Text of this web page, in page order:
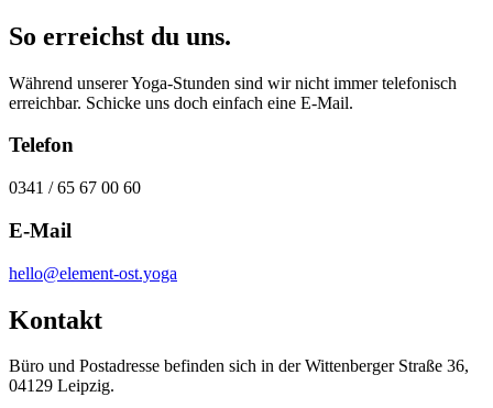
So erreichst du uns.
Während unserer Yoga-Stunden sind wir nicht immer telefonisch
erreichbar. Schicke uns doch einfach eine E-Mail.
Telefon
0341 / 65 67 00 60
E-Mail
hello@element-ost.yoga
Kontakt
Büro und Postadresse befinden sich in der Wittenberger Straße 36,
04129 Leipzig.